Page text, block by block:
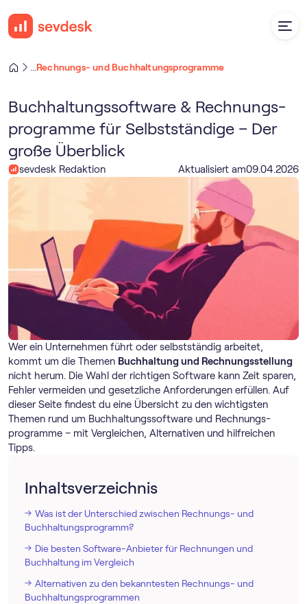
Rechnungs- und Buchhaltungsprogramme
Buch­haltungs­software & Rechnungs­
programme für Selbstständige – Der
große Überblick
sevdesk Redaktion Aktualisiert am09.04.2026
Wer ein Unternehmen führt oder selbstständig arbeitet,
kommt um die Themen Buchhaltung und Rechnungsstellung
nicht herum. Die Wahl der richtigen Software kann Zeit sparen,
Fehler vermeiden und gesetzliche Anforderungen erfüllen. Auf
dieser Seite findest du eine Übersicht zu den wichtigsten
Themen rund um Buch­haltungs­software und Rechnungs­
programme – mit Vergleichen, Alternativen und hilfreichen
Tipps.
Inhaltsverzeichnis
Was ist der Unterschied zwischen Rechnungs- und
Buchhaltungsprogramm?
Die besten Software-Anbieter für Rechnungen und
Buchhaltung im Vergleich
Alternativen zu den bekanntesten Rechnungs- und
Buchhaltungsprogrammen